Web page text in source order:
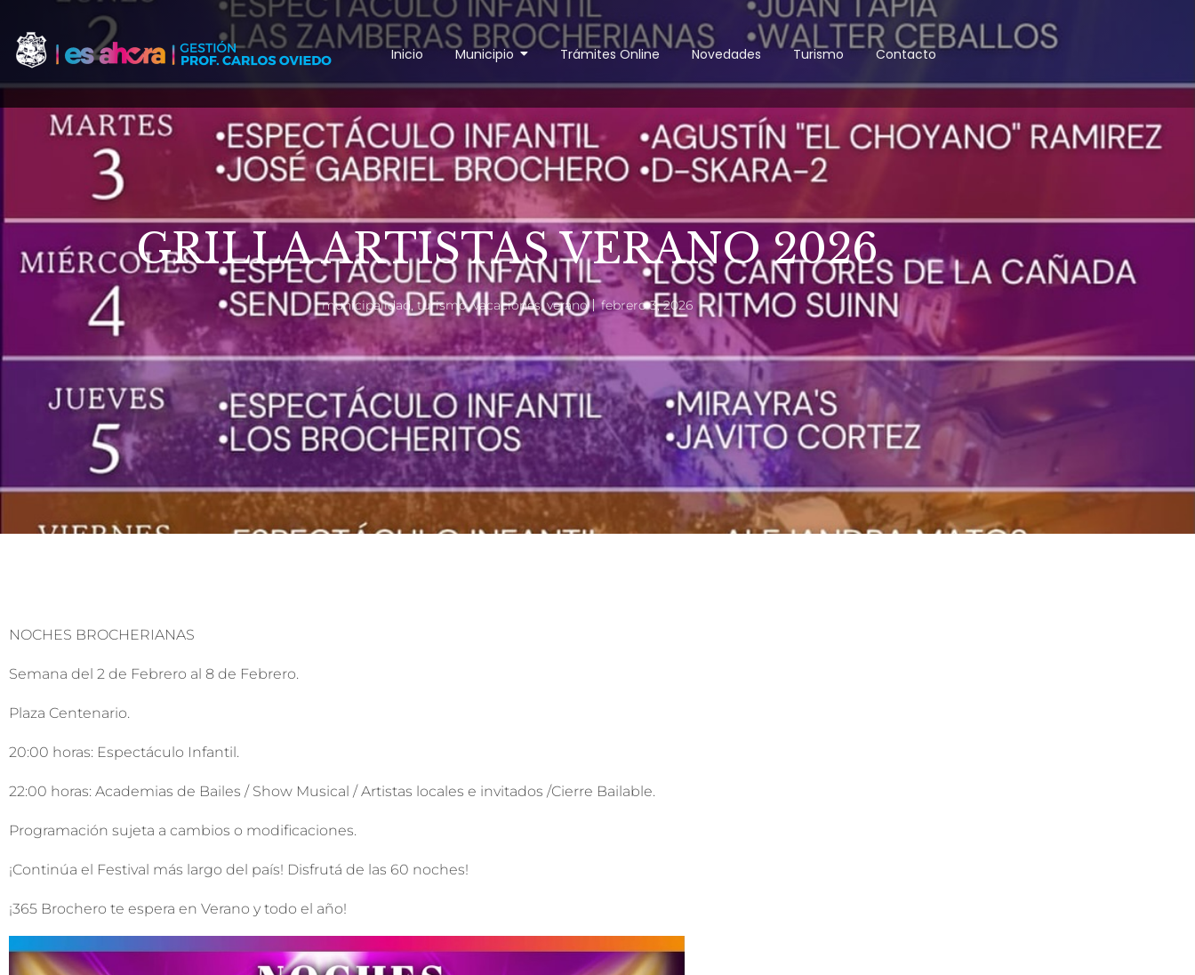
Inicio Municipio Trámites Online Novedades Turismo Contacto
GRILLA ARTISTAS VERANO 2026
municipalidad turismo,vacaciones,verano febrero 3, 2026
NOCHES BROCHERIANAS
Semana del 2 de Febrero al 8 de Febrero.
Plaza Centenario.
20:00 horas: Espectáculo Infantil.
22:00 horas: Academias de Bailes / Show Musical / Artistas locales e invitados /Cierre Bailable.
Programación sujeta a cambios o modificaciones.
¡Continúa el Festival más largo del país! Disfrutá de las 60 noches!
¡365 Brochero te espera en Verano y todo el año!